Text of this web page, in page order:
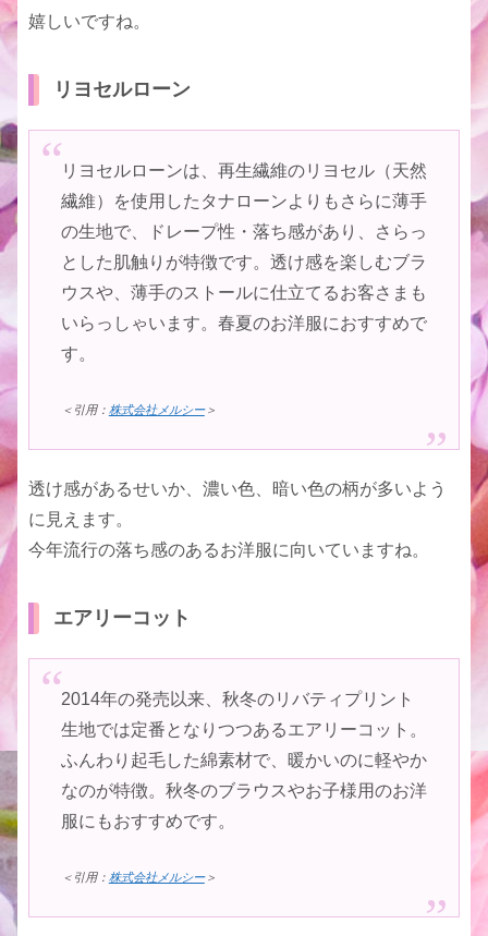
嬉しいですね。
リヨセルローン
リヨセルローンは、再生繊維のリヨセル（天然
繊維）を使用したタナローンよりもさらに薄手
の生地で、ドレープ性・落ち感があり、さらっ
とした肌触りが特徴です。透け感を楽しむブラ
ウスや、薄手のストールに仕立てるお客さまも
いらっしゃいます。春夏のお洋服におすすめで
す。
＜引用： 株式会社メルシー＞
透け感があるせいか、濃い色、暗い色の柄が多いよう
に見えます。
今年流行の落ち感のあるお洋服に向いていますね。
エアリーコット
2014年の発売以来、秋冬のリバティプリント
生地では定番となりつつあるエアリーコット。
ふんわり起毛した綿素材で、暖かいのに軽やか
なのが特徴。秋冬のブラウスやお子様用のお洋
服にもおすすめです。
＜引用： 株式会社メルシー＞